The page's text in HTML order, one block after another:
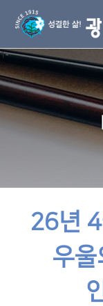
1
26년 4
우울